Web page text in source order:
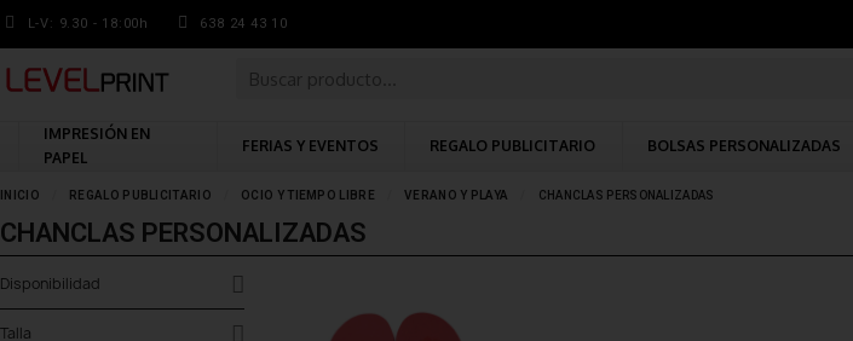
L-V: 9.30 - 18:00h 638 24 43 10
IMPRESIÓN EN
PAPEL
FERIAS Y EVENTOS REGALO PUBLICITARIO BOLSAS PERSONALIZADAS
INICIO REGALO PUBLICITARIO OCIO Y TIEMPO LIBRE VERANO Y PLAYA CHANCLAS PERSONALIZADAS
CHANCLAS PERSONALIZADAS
Disponibilidad
Talla